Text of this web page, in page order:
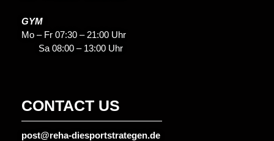
GYM
Mo – Fr 07:30 – 21:00 Uhr
Sa 08:00 – 13:00 Uhr
CONTACT US
post@reha-diesportstrategen.de